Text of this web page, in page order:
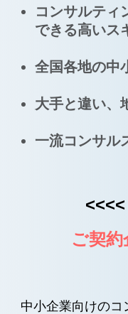
コンサルティ
できる高いス
全国各地の中
大手と違い、
一流コンサル
ご契
中小企業向けの